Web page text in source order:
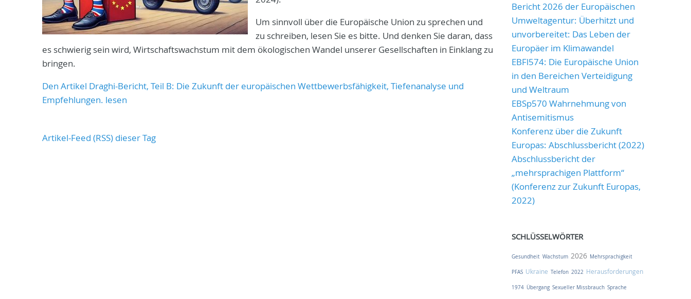
Um sinnvoll über die Europäische Union zu sprechen und
zu schreiben, lesen Sie es bitte. Und denken Sie daran, dass
es schwierig sein wird, Wirtschaftswachstum mit dem ökologischen Wandel unserer Gesellschaften in Einklang zu
bringen.
Den Artikel Draghi-Bericht, Teil B: Die Zukunft der europäischen Wettbewerbsfähigkeit, Tiefenanalyse und
Empfehlungen. lesen
Artikel-Feed (RSS) dieser Tag
Bericht 2026 der Europäischen
Umweltagentur: Überhitzt und
unvorbereitet: Das Leben der
Europäer im Klimawandel
EBFl574: Die Europäische Union
in den Bereichen Verteidigung
und Weltraum
EBSp570 Wahrnehmung von
Antisemitismus
Konferenz über die Zukunft
Europas: Abschlussbericht (2022)
Abschlussbericht der
„mehrsprachigen Plattform“
(Konferenz zur Zukunft Europas,
2022)
SCHLÜSSELWÖRTER
Gesundheit Wachstum 2026 Mehrsprachigkeit
PFAS Ukraine Telefon 2022 Herausforderungen
1974 Übergang Sexueller Missbrauch Sprache